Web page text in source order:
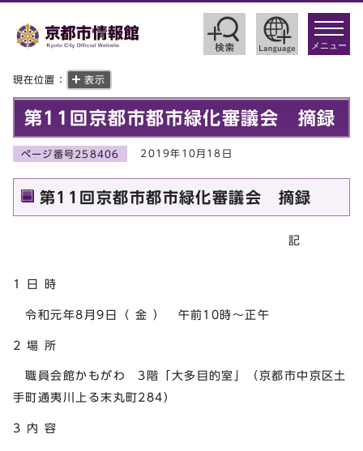
toggle
メニュー
現在位置： 表示
第11回京都市都市緑化審議会 摘録
ページ番号258406 2019年10月18日
第11回京都市都市緑化審議会 摘録
記
1 日 時
令和元年8月9日（ 金 ） 午前10時～正午
2 場 所
職員会館かもがわ 3階「大多目的室」（京都市中京区土
手町通夷川上る末丸町284）
3 内 容